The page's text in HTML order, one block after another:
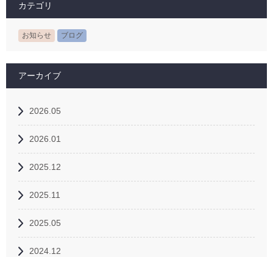
カテゴリ
お知らせ ブログ
アーカイブ
2026.05
2026.01
2025.12
2025.11
2025.05
2024.12